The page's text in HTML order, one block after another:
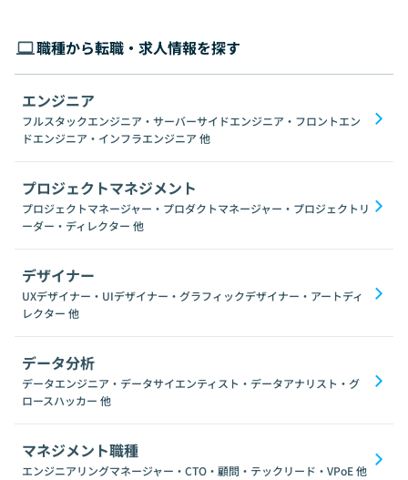
職種から転職・求人情報を探す
エンジニア
フルスタックエンジニア・サーバーサイドエンジニア・フロントエン
ドエンジニア・インフラエンジニア 他
プロジェクトマネジメント
プロジェクトマネージャー・プロダクトマネージャー・プロジェクトリ
ーダー・ディレクター 他
デザイナー
UXデザイナー・UIデザイナー・グラフィックデザイナー・アートディ
レクター 他
データ分析
データエンジニア・データサイエンティスト・データアナリスト・グ
ロースハッカー 他
マネジメント職種
エンジニアリングマネージャー・CTO・顧問・テックリード・VPoE他